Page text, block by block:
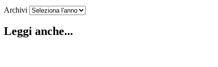
Archivi
Leggi anche...